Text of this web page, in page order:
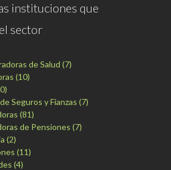
instituciones que
sector
de Salud (7)
(10)
Seguros y Fianzas (7)
(81)
de Pensiones (7)
(2)
(11)
(4)